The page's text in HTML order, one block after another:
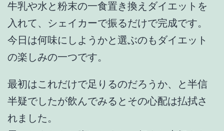
牛乳や水と粉末の一食置き換えダイエットを
入れて、シェイカーで振るだけで完成です。
今日は何味にしようかと選ぶのもダイエット
の楽しみの一つです。
最初はこれだけで足りるのだろうか、と半信
半疑でしたが飲んでみるとその心配は払拭さ
れました。